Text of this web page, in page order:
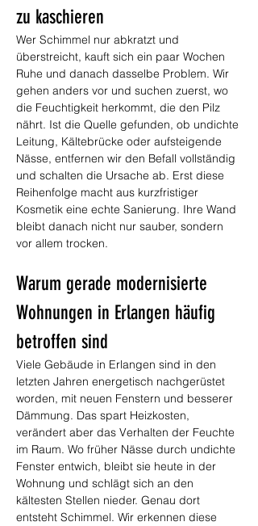
zu kaschieren
Wer Schimmel nur abkratzt und
überstreicht, kauft sich ein paar Wochen
Ruhe und danach dasselbe Problem. Wir
gehen anders vor und suchen zuerst, wo
die Feuchtigkeit herkommt, die den Pilz
nährt. Ist die Quelle gefunden, ob undichte
Leitung, Kältebrücke oder aufsteigende
Nässe, entfernen wir den Befall vollständig
und schalten die Ursache ab. Erst diese
Reihenfolge macht aus kurzfristiger
Kosmetik eine echte Sanierung. Ihre Wand
bleibt danach nicht nur sauber, sondern
vor allem trocken.
Warum gerade modernisierte
Wohnungen in Erlangen häufig
betroffen sind
Viele Gebäude in Erlangen sind in den
letzten Jahren energetisch nachgerüstet
worden, mit neuen Fenstern und besserer
Dämmung. Das spart Heizkosten,
verändert aber das Verhalten der Feuchte
im Raum. Wo früher Nässe durch undichte
Fenster entwich, bleibt sie heute in der
Wohnung und schlägt sich an den
kältesten Stellen nieder. Genau dort
entsteht Schimmel. Wir erkennen diese